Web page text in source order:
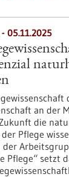
05.11.2025
an der
die
Pflege
Pflege“ setzt